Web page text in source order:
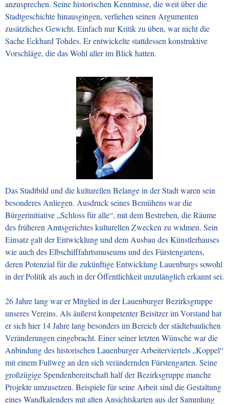
anzusprechen. Seine historischen Kenntnisse, die weit über die
Stadtgeschichte hinausgingen, verliehen seinen Argumenten
zusätzliches Gewicht. Einfach nur Kritik zu üben, war nicht die
Sache Eckhard Tohdes. Er entwickelte stattdessen konstruktive
Vorschläge, die das Wohl aller im Blick hatten.
Das Stadtbild und die kulturellen Belange in der Stadt waren sein
besonderes Anliegen. Ausdruck seines Bemühens war die
Bürgerinitiative „Schloss für alle“, mit dem Bestreben, die Räume
des früheren Amtsgerichtes kulturellen Zwecken zu widmen. Sein
Einsatz galt der Entwicklung und dem Ausbau des Künstlerhauses
wie auch des Elbschifffahrtsmuseums und des Fürstengartens,
deren Potenzial für die zukünftige Entwicklung Lauenburgs sowohl
in der Politik als auch in der Öffentlichkeit unzulänglich erkannt sei.
26 Jahre lang war er Mitglied in der Lauenburger Bezirksgruppe
unseres Vereins. Als äußerst kompetenter Beisitzer im Vorstand hat
er sich hier 14 Jahre lang besonders im Bereich der städtebaulichen
Veränderungen eingebracht. Einer seiner letzten Wünsche war die
Anbindung des historischen Lauenburger Arbeiterviertels „Koppel“
mit einem Fußweg an den sich verändernden Fürstengarten. Seine
großzügige Spendenbereitschaft half der Bezirksgruppe manche
Projekte umzusetzen. Beispiele für seine Arbeit sind die Gestaltung
eines Wandkalenders mit alten Ansichtskarten aus der Sammlung